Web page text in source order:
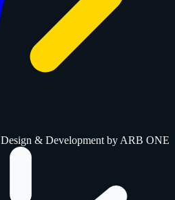
Design & Development by ARB ONE